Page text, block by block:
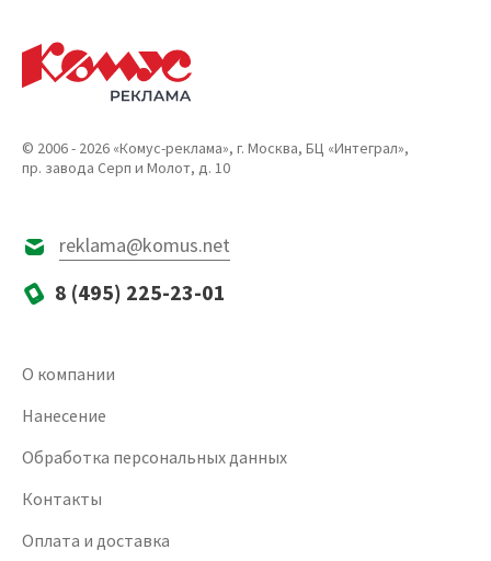
© 2006 - 2026 «Комус-реклама», г. Москва, БЦ «Интеграл»,
пр. завода Серп и Молот, д. 10
reklama@komus.net
8 (495) 225-23-01
О компании
Нанесение
Обработка персональных данных
Контакты
Оплата и доставка